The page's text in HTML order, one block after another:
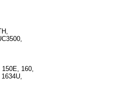
150E, 160,